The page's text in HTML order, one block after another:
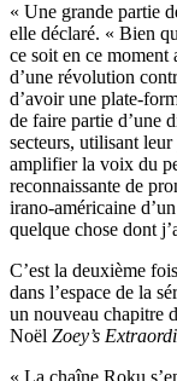
« Une grande partie
elle déclaré. « Bien
ce soit en ce moment
d’une révolution
d’avoir une plate-
de faire partie d’une
secteurs, utilisant
amplifier la voix du
reconnaissante de
irano-américaine
quelque chose dont
C’est la deuxième
dans l’espace de la
un nouveau chapitre
Noël Zoey’s
« La chaîne Roku